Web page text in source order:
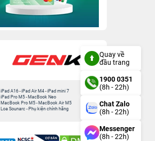
iPad A16 -iPad Air M4 -iPad mini 7
iPad Pro M5 - MacBook Neo
MacBook Pro M5 - MacBook Air M5
Loa Sounarc - Phụ kiện chính hãng
Quay về
đầu trang
1900 0351
(8h - 22h)
Chat Zalo
(8h - 22h)
Messenger
(8h - 22h)